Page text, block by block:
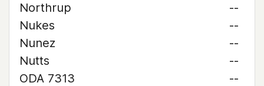
Northrup
--
Nukes
--
Nunez
--
Nutts
--
ODA 7313
--